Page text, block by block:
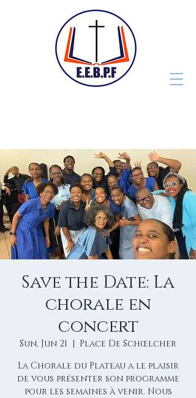
Save the Date: La
chorale en
concert
Sun, Jun 21
  |
Place De Schœlcher
La Chorale du Plateau a le plaisir
de vous présenter son programme
pour les semaines à venir. Nous